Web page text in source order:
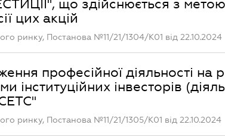
що здійснюється з метою
цих акцій
ринку, Постанова №11/21/1304/К01 від 22.10.2024
професійної діяльності на
інституційних інвесторів
ринку, Постанова №11/21/1305/К01 від 22.10.2024